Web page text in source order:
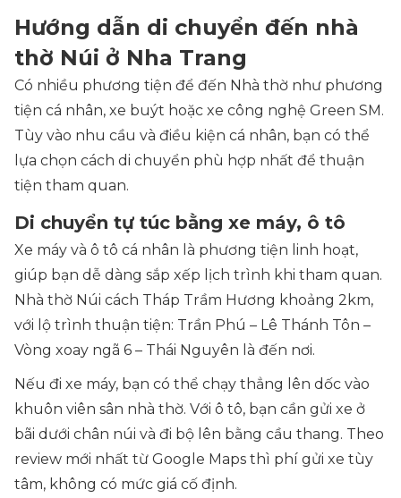
Hướng dẫn di chuyển đến nhà
thờ Núi ở Nha Trang
Có nhiều phương tiện để đến Nhà thờ như phương
tiện cá nhân, xe buýt hoặc xe công nghệ Green SM.
Tùy vào nhu cầu và điều kiện cá nhân, bạn có thể
lựa chọn cách di chuyển phù hợp nhất để thuận
tiện tham quan.
Di chuyển tự túc bằng xe máy, ô tô
Xe máy và ô tô cá nhân là phương tiện linh hoạt,
giúp bạn dễ dàng sắp xếp lịch trình khi tham quan.
Nhà thờ Núi cách Tháp Trầm Hương khoảng 2km,
với lộ trình thuận tiện: Trần Phú – Lê Thánh Tôn –
Vòng xoay ngã 6 – Thái Nguyên là đến nơi.
Nếu đi xe máy, bạn có thể chạy thẳng lên dốc vào
khuôn viên sân nhà thờ. Với ô tô, bạn cần gửi xe ở
bãi dưới chân núi và đi bộ lên bằng cầu thang. Theo
review mới nhất từ Google Maps thì phí gửi xe tùy
tâm, không có mức giá cố định.